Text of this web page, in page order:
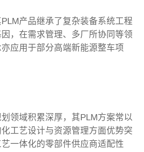
产品继承了复杂装备系统工程
，在需求管理、多厂所协同等领
应用于部分高端新能源整车项
领域积累深厚，其PLM方案常以
工艺设计与资源管理方面优势突
一体化的零部件供应商适配性